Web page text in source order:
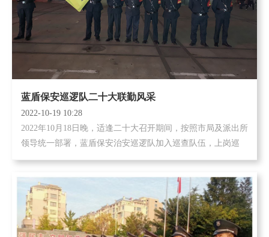
蓝盾保安巡逻队二十大联勤风采
2022-10-19 10:28
2022年10月18日晚，适逢二十大召开期间，按照市局及派出所
领导统一部署，蓝盾保安治安巡逻队加入巡查队伍，上岗巡
逻。大家克服困难，以高度的责任感全身心投入到保卫工作中